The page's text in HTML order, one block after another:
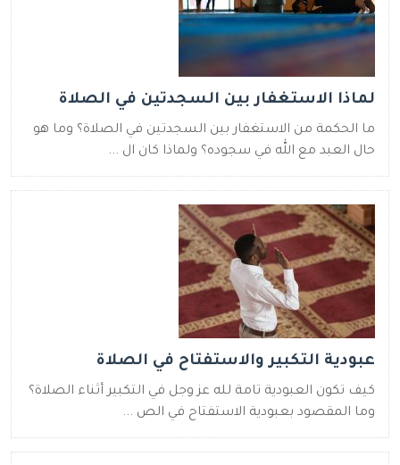
لماذا الاستغفار بين السجدتين في الصلاة
ما الحكمة من الاستغفار بين السجدتين في الصلاة؟ وما هو
حال العبد مع الله في سجوده؟ ولماذا كان ال ...
عبودية التكبير والاستفتاح في الصلاة
كيف تكون العبودية تامة لله عز وجل في التكبير أثناء الصلاة؟
وما المقصود بعبودية الاستفتاح في الص ...